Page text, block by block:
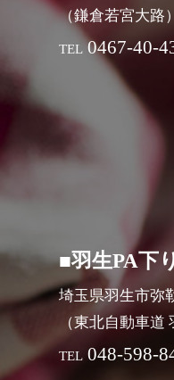
（鎌倉若宮大路）
TEL 0467-40-
■羽生PA下
埼玉県羽生市弥
（東北自動車道
TEL 048-598-